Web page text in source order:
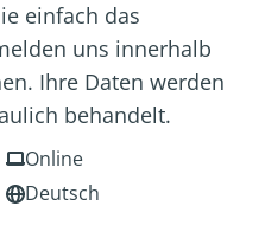
einfach das
uns innerhalb
Ihre Daten werden
behandelt.
Online
Deutsch